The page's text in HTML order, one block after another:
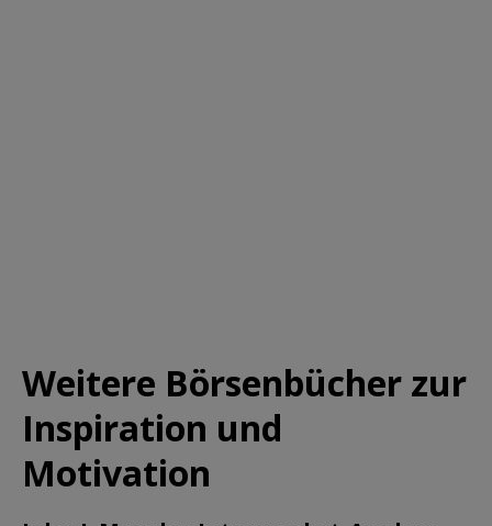
Weitere Börsenbücher zur
Inspiration und
Motivation